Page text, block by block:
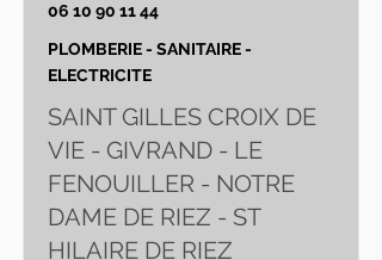
06 10 90 11 44
PLOMBERIE - SANITAIRE -
ELECTRICITE
SAINT GILLES CROIX DE
VIE - GIVRAND - LE
FENOUILLER - NOTRE
DAME DE RIEZ - ST
HILAIRE DE RIEZ